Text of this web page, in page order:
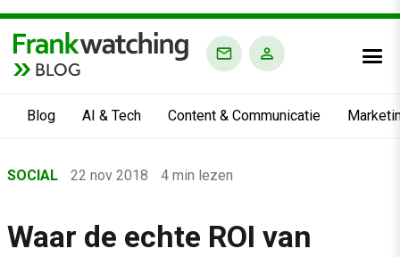
BLOG
Blog AI & Tech Content & Communicatie
›
›
SOCIAL 22 nov 2018 4 min lezen
Waar de echte ROI van